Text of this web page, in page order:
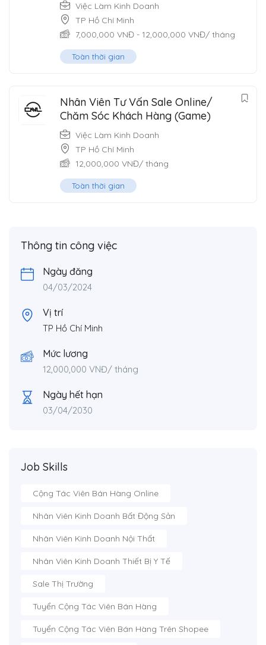
Việc Làm Kinh Doanh
TP Hồ Chí Minh
7,000,000 VNĐ - 12,000,000 VNĐ/ tháng
Toàn thời gian
Nhân Viên Tư Vấn Sale Online/
Chăm Sóc Khách Hàng (Game)
Việc Làm Kinh Doanh
TP Hồ Chí Minh
12,000,000 VNĐ/ tháng
Toàn thời gian
Thông tin công việc
Ngày đăng
04/03/2024
Vị trí
TP Hồ Chí Minh
Mức lương
12,000,000 VNĐ/ tháng
Ngày hết hạn
03/04/2030
Job Skills
Cộng Tác Viên Bán Hàng Online
Nhân Viên Kinh Doanh Bất Động Sản
Nhân Viên Kinh Doanh Nội Thất
Nhân Viên Kinh Doanh Thiết Bị Y Tế
Sale Thị Trường
Tuyển Cộng Tác Viên Bán Hàng
Tuyển Cộng Tác Viên Bán Hàng Trên Shopee